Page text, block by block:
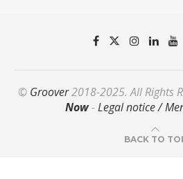
© Groover2018-2025. All Rights
Now-Legal notice /
BACK TO